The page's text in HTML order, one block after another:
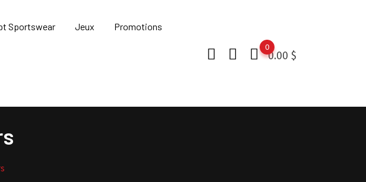
Sportswear Jeux Promotions
0.00 $
0